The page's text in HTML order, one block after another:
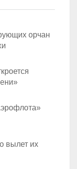
орчан
вылет их